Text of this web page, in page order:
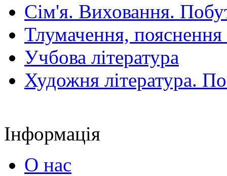
Сім'я. Виховання.
Тлумачення,
Учбова література
Художня література.
Інформація
О нас